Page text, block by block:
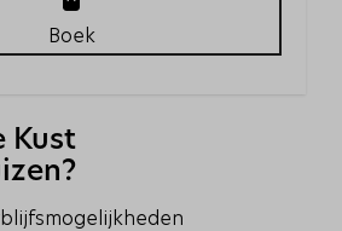
Boek
Kust